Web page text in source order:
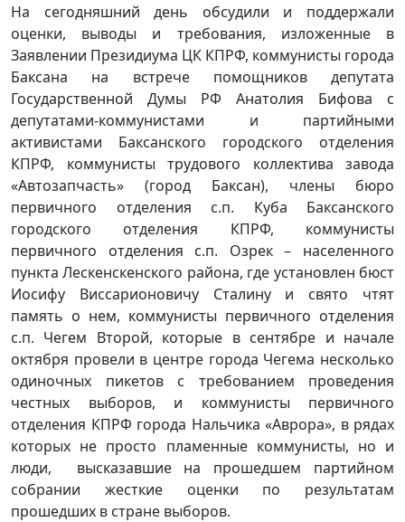
На сегодняшний день обсудили и поддержали
оценки, выводы и требования, изложенные в
Заявлении Президиума ЦК КПРФ, коммунисты города
Баксана на встрече помощников депутата
Государственной Думы РФ Анатолия Бифова с
депутатами-коммунистами и партийными
активистами Баксанского городского отделения
КПРФ, коммунисты трудового коллектива завода
«Автозапчасть» (город Баксан), члены бюро
первичного отделения с.п. Куба Баксанского
городского отделения КПРФ, коммунисты
первичного отделения с.п. Озрек – населенного
пункта Лескенскенского района, где установлен бюст
Иосифу Виссарионовичу Сталину и свято чтят
память о нем, коммунисты первичного отделения
с.п. Чегем Второй, которые в сентябре и начале
октября провели в центре города Чегема несколько
одиночных пикетов с требованием проведения
честных выборов, и коммунисты первичного
отделения КПРФ города Нальчика «Аврора», в рядах
которых не просто пламенные коммунисты, но и
люди, высказавшие на прошедшем партийном
собрании жесткие оценки по результатам
прошедших в стране выборов.